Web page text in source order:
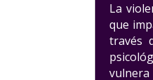
La
que
través